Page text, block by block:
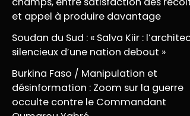
et appel à produire davantage
Soudan du Sud : « Salva Kiir :
silencieux d’une nation debout »
Burkina Faso / Manipulation et
désinformation : Zoom sur la guerre
occulte contre le Commandant